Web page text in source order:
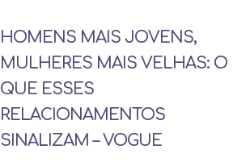
HOMENS MAIS JOVENS,
MULHERES MAIS VELHAS: O
QUE ESSES
RELACIONAMENTOS
SINALIZAM – VOGUE